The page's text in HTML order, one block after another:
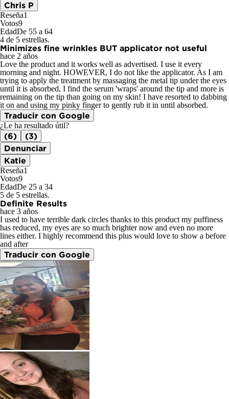
Chris P
Reseña1
Votos9
EdadDe 55 a 64
4 de 5 estrellas.
Minimizes fine wrinkles BUT applicator not useful
hace 2 años
Love the product and it works well as advertised. I use it every
morning and night. HOWEVER, I do not like the applicator. As I am
trying to apply the treatment by massaging the metal tip under the eyes
until it is absorbed, I find the serum 'wraps' around the tip and more is
remaining on the tip than going on my skin! I have resorted to dabbing
it on and using my pinky finger to gently rub it in until absorbed.
Traducir con Google
¿Le ha resultado útil?
(6)
(3)
Denunciar
Katie
Reseña1
Votos9
EdadDe 25 a 34
5 de 5 estrellas.
Definite Results
hace 3 años
I used to have terrible dark circles thanks to this product my puffiness
has reduced, my eyes are so much brighter now and even no more
lines either. I highly recommend this plus would love to show a before
and after
Traducir con Google